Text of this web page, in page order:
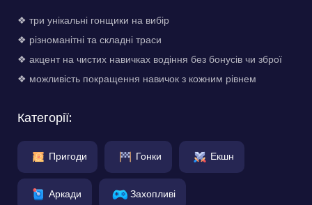
❖ три унікальні гонщики на вибір
❖ різноманітні та складні траси
❖ акцент на чистих навичках водіння без бонусів чи зброї
❖ можливість покращення навичок з кожним рівнем
Категорії:
Пригоди Гонки Екшн
Аркади Захопливі